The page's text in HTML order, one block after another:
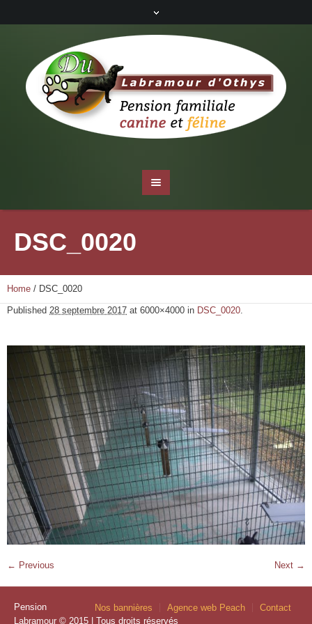
DSC_0020
Home / DSC_0020
Published 28 septembre 2017 at 6000×4000 in DSC_0020.
← Previous Next →
Nos bannières Agence web Peach Contact
Pension
Labramour © 2015 | Tous droits réservés